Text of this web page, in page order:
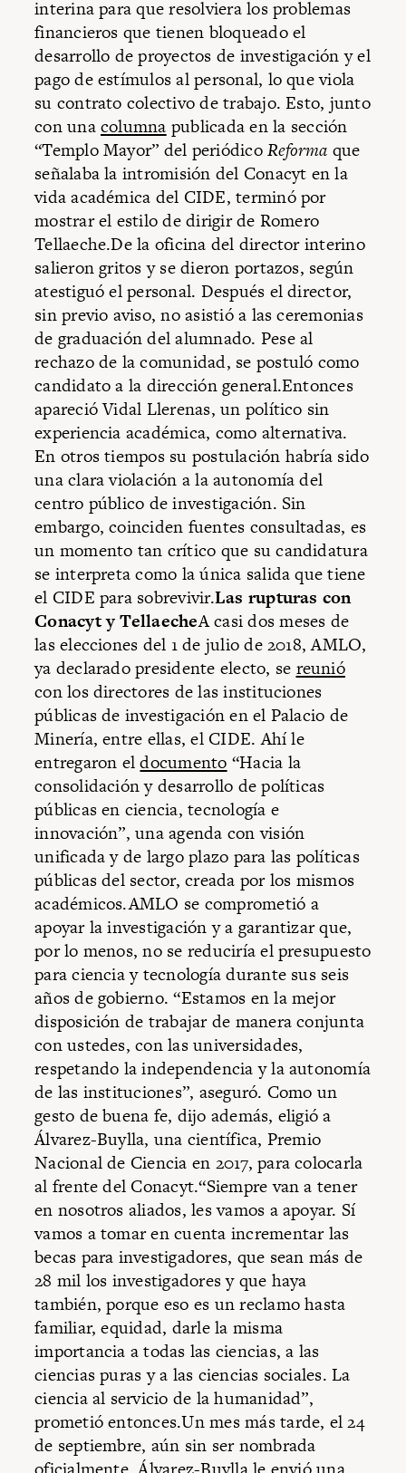
interina para que resolviera los problemas
financieros que tienen bloqueado el
desarrollo de proyectos de investigación y el
pago de estímulos al personal, lo que viola
su contrato colectivo de trabajo. Esto, junto
con unacolumna publicada en la sección
“Templo Mayor” del periódicoReforma que
señalaba la intromisión del Conacyt en la
vida académica del CIDE, terminó por
mostrar el estilo de dirigir de Romero
Tellaeche.De la oficina del director interino
salieron gritos y se dieron portazos, según
atestiguó el personal. Después el director,
sin previo aviso, no asistió a las ceremonias
de graduación del alumnado. Pese al
rechazo de la comunidad, se postuló como
candidato a la dirección general.Entonces
apareció Vidal Llerenas, un político sin
experiencia académica, como alternativa.
En otros tiempos su postulación habría sido
una clara violación a la autonomía del
centro público de investigación. Sin
embargo, coinciden fuentes consultadas, es
un momento tan crítico que su candidatura
se interpreta como la única salida que tiene
el CIDE para sobrevivir.Las rupturas con
Conacyt y TellaecheA casi dos meses de
las elecciones del 1 de julio de 2018, AMLO,
ya declarado presidente electo, se reunió
con los directores de las instituciones
públicas de investigación en el Palacio de
Minería, entre ellas, el CIDE. Ahí le
entregaron eldocumento “Hacia la
consolidación y desarrollo de políticas
públicas en ciencia, tecnología e
innovación”, una agenda con visión
unificada y de largo plazo para las políticas
públicas del sector, creada por los mismos
académicos.AMLO se comprometió a
apoyar la investigación y a garantizar que,
por lo menos, no se reduciría el presupuesto
para ciencia y tecnología durante sus seis
años de gobierno. “Estamos en la mejor
disposición de trabajar de manera conjunta
con ustedes, con las universidades,
respetando la independencia y la autonomía
de las instituciones”, aseguró. Como un
gesto de buena fe, dijo además, eligió a
Álvarez-Buylla, una científica, Premio
Nacional de Ciencia en 2017, para colocarla
al frente del Conacyt.“Siempre van a tener
en nosotros aliados, les vamos a apoyar. Sí
vamos a tomar en cuenta incrementar las
becas para investigadores, que sean más de
28 mil los investigadores y que haya
también, porque eso es un reclamo hasta
familiar, equidad, darle la misma
importancia a todas las ciencias, a las
ciencias puras y a las ciencias sociales. La
ciencia al servicio de la humanidad”,
prometió entonces.Un mes más tarde, el 24
de septiembre, aún sin ser nombrada